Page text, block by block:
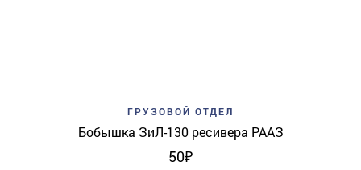
ГРУЗОВОЙ ОТДЕЛ
Бобышка ЗиЛ-130 ресивера РААЗ
50₽